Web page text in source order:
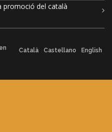
promoció del català
Català Castellano English